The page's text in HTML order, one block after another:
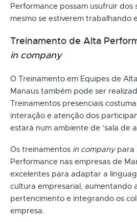
Performance possam usufruir dos
mesmo se estiverem trabalhando
Treinamento de Alta
in company
O Treinamento em Equipes de
Manaus também pode ser
Treinamentos presenciais
interação e atenção dos
estará num ambiente de ‘sala de
Os treinamentos in companypara
Performance nas empresas de
excelentes para adaptar a
cultura empresarial, aumentando
pertencimento e integrando os
empresa.